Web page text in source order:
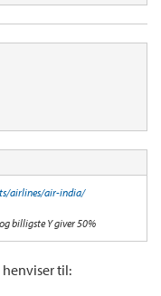
airlines/air-india/
billigste Y giver 50%
til: